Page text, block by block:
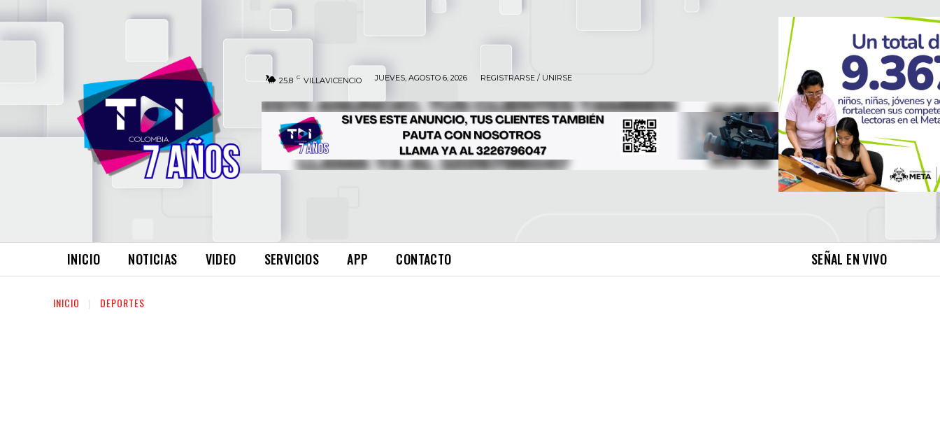
25.8 C VILLAVICENCIO JUEVES, AGOSTO 6, 2026 REGISTRARSE / UNIRSE
INICIO NOTICIAS VIDEO SERVICIOS APP CONTACTO SEÑAL EN VIVO
INICIO DEPORTES